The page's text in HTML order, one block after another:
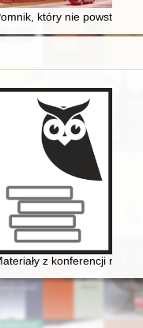
który nie powstał :
światowej). Antologia
z konferencji